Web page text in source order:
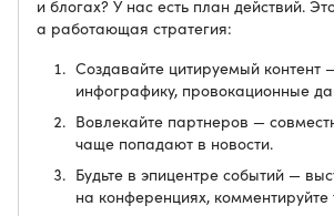
и блогах? У нас есть план действий.
а работающая стратегия:
Создавайте цитируемый контент
инфографику, провокационные
Вовлекайте партнеров —
чаще попадают в новости.
Будьте в эпицентре событий —
на конференциях, комментируйте